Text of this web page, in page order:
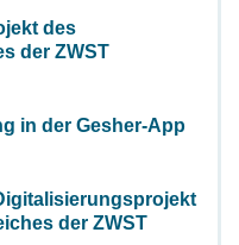
des
der ZWST
in der Gesher-App
der ZWST